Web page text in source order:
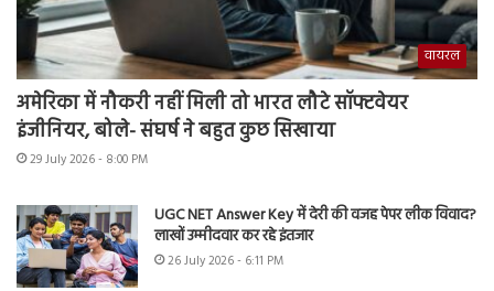
वायरल
अमेरिका में नौकरी नहीं मिली तो भारत लौटे सॉफ्टवेयर
इंजीनियर, बोले- संघर्ष ने बहुत कुछ सिखाया
29 July 2026 - 8:00 PM
UGC NET Answer Key में देरी की वजह पेपर लीक विवाद?
लाखों उम्मीदवार कर रहे इंतजार
26 July 2026 - 6:11 PM